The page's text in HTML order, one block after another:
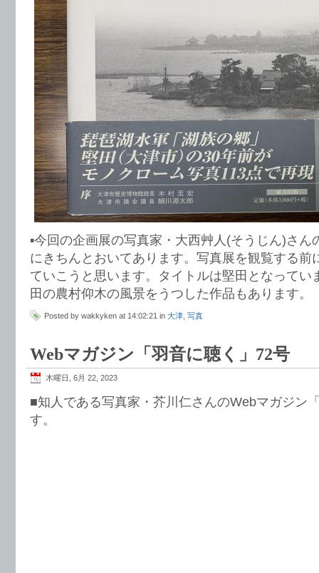
▪️今回の企画展の写真家・大西艸人(そうじん)さん
にきちんとおいてあります。写真展を観覧する前
ていこうと思います。タイトルは堅田となってい
田の農村仰木の風景をうつした作品もあります。
Posted by wakkyken at 14:02:21 in 大津 写真
Webマガジン「羽音に聴く」72号
木曜日, 6月 22, 2023
■知人である写真家・芥川仁さんのWebマガジン
す。